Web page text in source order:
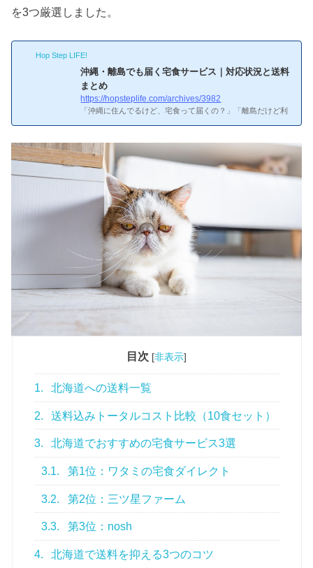
を3つ厳選しました。
Hop Step LIFE!
沖縄・離島でも届く宅食サービス｜対応状況と送料
まとめ
https://hopsteplife.com/archives/3982
「沖縄に住んでるけど、宅食って届くの？」「離島だけど利
ている宅食サービスと、各社の送料を調べてまとめました。
配送エリア外の場合の代替手段も紹介しています。沖縄とか
離島って、そもそも宅食届くの？沖縄への配送対応状況と送
料沖縄本島へは多くのサービスが配送可能ですが、送料は本
州より1,000〜2,000円高くなるのが一般的です。
送料一覧nosh——配送可能。送料2,145円（全国で最も高い
地域）三...
目次 [非表示]
1. 北海道への送料一覧
2. 送料込みトータルコスト比較（10食セット）
3. 北海道でおすすめの宅食サービス3選
3.1. 第1位：ワタミの宅食ダイレクト
3.2. 第2位：三ツ星ファーム
3.3. 第3位：nosh
4. 北海道で送料を抑える3つのコツ